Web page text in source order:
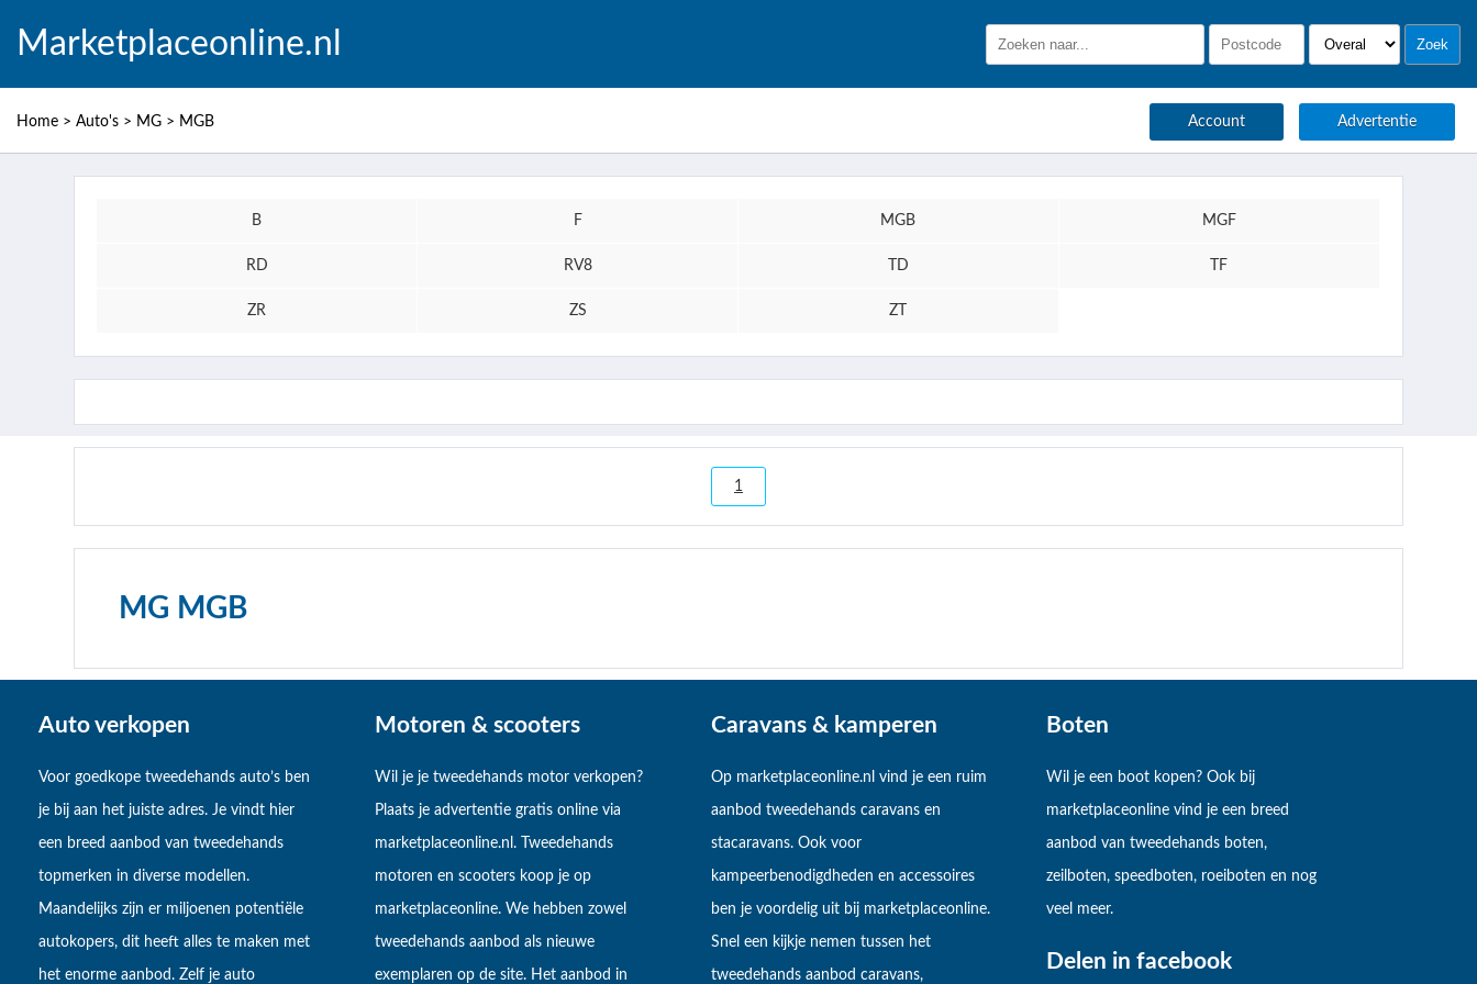
Marketplaceonline.nl
Home > Auto's > MG > MGB Account Advertentie
B F MGB MGF
RD RV8 TD TF
ZR ZS ZT
1
MG MGB
Auto verkopen
Voor goedkope tweedehands auto’s ben
je bij aan het juiste adres. Je vindt hier
een breed aanbod van tweedehands
topmerken in diverse modellen.
Maandelijks zijn er miljoenen potentiële
autokopers, dit heeft alles te maken met
het enorme aanbod. Zelf je auto
Motoren & scooters
Wil je je tweedehands motor verkopen?
Plaats je advertentie gratis online via
marketplaceonline.nl. Tweedehands
motoren en scooters koop je op
marketplaceonline. We hebben zowel
tweedehands aanbod als nieuwe
exemplaren op de site. Het aanbod in
Caravans & kamperen
Op marketplaceonline.nl vind je een ruim
aanbod tweedehands caravans en
stacaravans. Ook voor
kampeerbenodigdheden en accessoires
ben je voordelig uit bij marketplaceonline.
Snel een kijkje nemen tussen het
tweedehands aanbod caravans,
Boten
Wil je een boot kopen? Ook bij
marketplaceonline vind je een breed
aanbod van tweedehands boten,
zeilboten, speedboten, roeiboten en nog
veel meer.
Delen in facebook